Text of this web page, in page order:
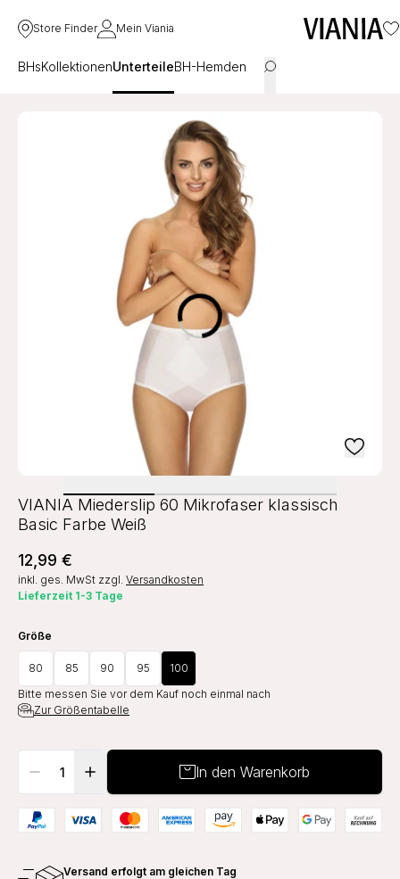
Store Finder Mein Viania
BHsKollektionenUnterteileBH-Hemden
VIANIA Miederslip 60 Mikrofaser klassisch
Basic Farbe Weiß
12,99 €
inkl. ges. MwSt zzgl. Versandkosten
Lieferzeit 1-3 Tage
Größe
80 85 90 95
100
Bitte messen Sie vor dem Kauf noch einmal nach
Zur Größentabelle
In den Warenkorb
Versand erfolgt am gleichen Tag